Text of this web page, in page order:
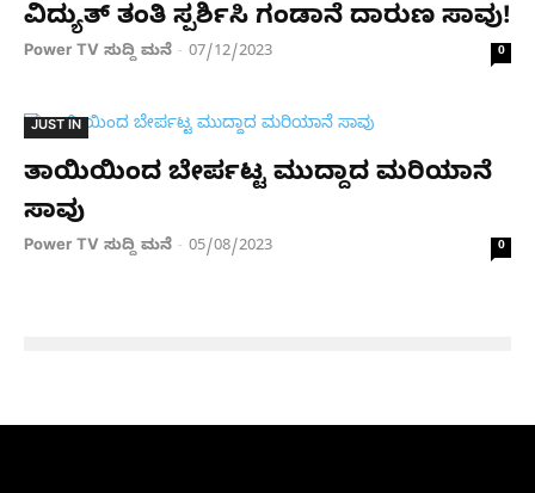
ವಿದ್ಯುತ್ ತಂತಿ ಸ್ಪರ್ಶಿಸಿ ಗಂಡಾನೆ ದಾರುಣ ಸಾವು!
Power TV ಸುದ್ದಿ ಮನೆ - 07/12/2023 0
JUST IN
ತಾಯಿಯಿಂದ ಬೇರ್ಪಟ್ಟ ಮುದ್ದಾದ ಮರಿಯಾನೆ
ಸಾವು
Power TV ಸುದ್ದಿ ಮನೆ - 05/08/2023 0